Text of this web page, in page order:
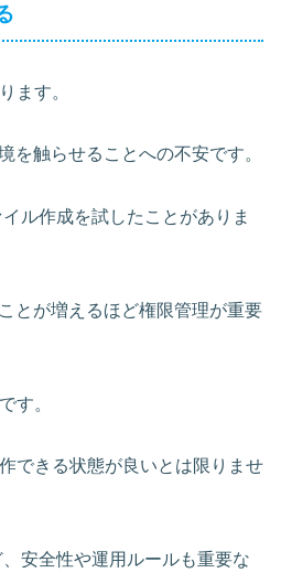
ます。
を触らせることへの不安です。
ル作成を試したことがありま
とが増えるほど権限管理が重要
す。
できる状態が良いとは限りませ
安全性や運用ルールも重要な